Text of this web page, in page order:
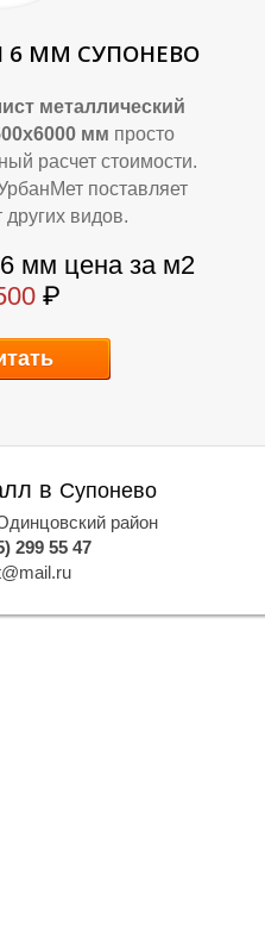
ММ СУПОНЕВО
металлический
мм просто
расчет стоимости.
поставляет
других видов.
мм цена за м2
₽
в Супонево
район
299 55 47